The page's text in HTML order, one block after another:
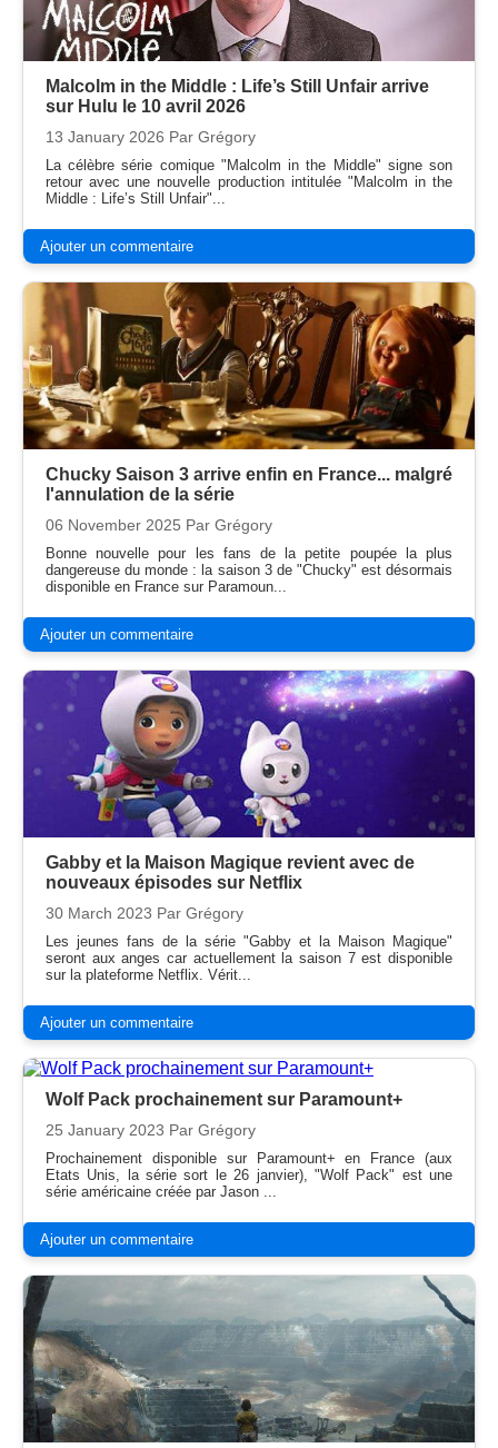
Malcolm in the Middle : Life’s Still Unfair arrive
sur Hulu le 10 avril 2026
13 January 2026 Par Grégory
La célèbre série comique "Malcolm in the Middle" signe son
retour avec une nouvelle production intitulée "Malcolm in the
Middle : Life’s Still Unfair"...
Ajouter un commentaire
Chucky Saison 3 arrive enfin en France... malgré
l'annulation de la série
06 November 2025 Par Grégory
Bonne nouvelle pour les fans de la petite poupée la plus
dangereuse du monde : la saison 3 de "Chucky" est désormais
disponible en France sur Paramoun...
Ajouter un commentaire
Gabby et la Maison Magique revient avec de
nouveaux épisodes sur Netflix
30 March 2023 Par Grégory
Les jeunes fans de la série "Gabby et la Maison Magique"
seront aux anges car actuellement la saison 7 est disponible
sur la plateforme Netflix. Vérit...
Ajouter un commentaire
Wolf Pack prochainement sur Paramount+
25 January 2023 Par Grégory
Prochainement disponible sur Paramount+ en France (aux
Etats Unis, la série sort le 26 janvier), "Wolf Pack" est une
série américaine créée par Jason ...
Ajouter un commentaire